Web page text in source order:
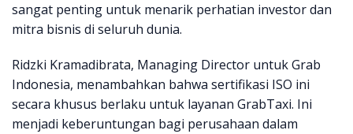
sangat penting untuk menarik perhatian investor dan
mitra bisnis di seluruh dunia.
Ridzki Kramadibrata, Managing Director untuk Grab
Indonesia, menambahkan bahwa sertifikasi ISO ini
secara khusus berlaku untuk layanan GrabTaxi. Ini
menjadi keberuntungan bagi perusahaan dalam